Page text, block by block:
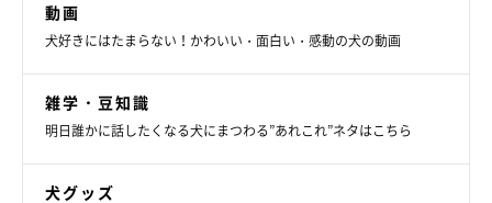
動画
犬好きにはたまらない！かわいい・面白い・感動の犬の動画
雑学・豆知識
明日誰かに話したくなる犬にまつわる”あれこれ”ネタはこちら
犬グッズ